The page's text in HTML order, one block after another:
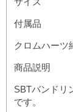
付属品
クロムハーツ
商品説明
SBTバンドリ
です。